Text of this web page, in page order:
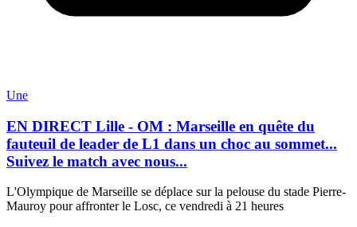
Une
EN DIRECT Lille - OM : Marseille en quête du
fauteuil de leader de L1 dans un choc au sommet...
Suivez le match avec nous...
L'Olympique de Marseille se déplace sur la pelouse du stade Pierre-
Mauroy pour affronter le Losc, ce vendredi à 21 heures